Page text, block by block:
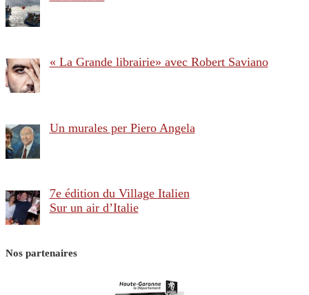
« La Grande librairie» avec Robert Saviano
Un murales per Piero Angela
7e édition du Village Italien
Sur un air d’Italie
Nos partenaires